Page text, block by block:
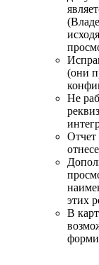
(они
Не
Отчет
этих
В